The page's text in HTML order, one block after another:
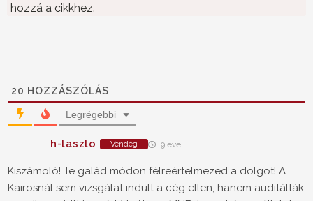
hozzá a cikkhez.
20 HOZZÁSZÓLÁS
Legrégebbi
h-laszlo Vendég 9 éve
Kiszámoló! Te galád módon félreértelmezed a dolgot! A
Kairosnál sem vizsgálat indult a cég ellen, hanem auditálták